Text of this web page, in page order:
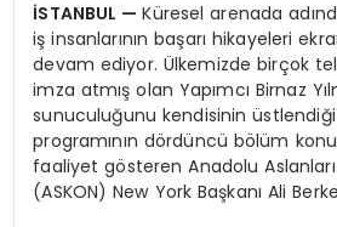
İSTANBUL —Küresel arenada
iş insanlarının başarı hikayeleri
devam ediyor. Ülkemizde birçok
imza atmış olan Yapımcı Birnaz
sunuculuğunu kendisinin üstlendiği
programının dördüncü bölüm
faaliyet gösteren Anadolu Aslanları
(ASKON) New York Başkanı Ali